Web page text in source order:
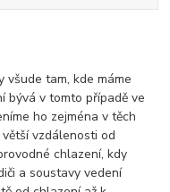
všude tam, kde máme
bývá v tomto případě ve
ho zejména v těch
vzdálenosti od
chlazení, kdy
a soustavy vedení